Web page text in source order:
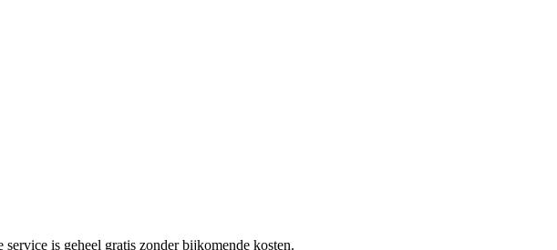
is geheel gratis zonder bijkomende kosten.